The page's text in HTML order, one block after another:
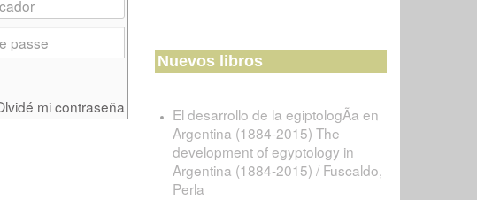
mi contraseña
Nuevos libros
El desarrollo de la egiptologÃ­a en
Argentina (1884-2015) The
development of egyptology in
Argentina (1884-2015) / Fuscaldo,
Perla